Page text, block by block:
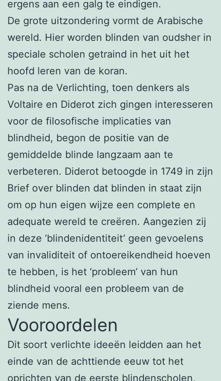
ergens aan een galg te eindigen.
De grote uitzondering vormt de Arabische
wereld. Hier worden blinden van oudsher in
speciale scholen getraind in het uit het
hoofd leren van de koran.
Pas na de Verlichting, toen denkers als
Voltaire en Diderot zich gingen interesseren
voor de filosofische implicaties van
blindheid, begon de positie van de
gemiddelde blinde langzaam aan te
verbeteren. Diderot betoogde in 1749 in zijn
Brief over blinden dat blinden in staat zijn
om op hun eigen wijze een complete en
adequate wereld te creëren. Aangezien zij
in deze ‘blindenidentiteit’ geen gevoelens
van invaliditeit of ontoereikendheid hoeven
te hebben, is het ‘probleem’ van hun
blindheid vooral een probleem van de
ziende mens.
Vooroordelen
Dit soort verlichte ideeën leidden aan het
einde van de achttiende eeuw tot het
oprichten van de eerste blindenscholen,